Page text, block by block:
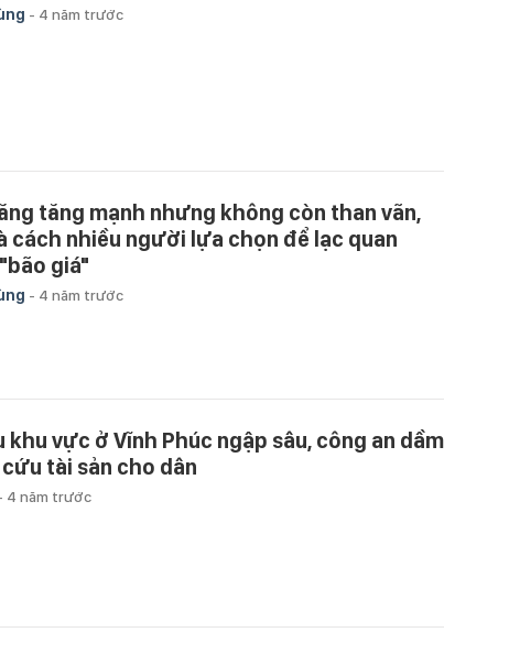
- 4 năm trước
tăng mạnh nhưng không còn than vãn,
cách nhiều người lựa chọn để lạc quan
giá"
- 4 năm trước
khu vực ở Vĩnh Phúc ngập sâu, công an dầm
tài sản cho dân
4 năm trước